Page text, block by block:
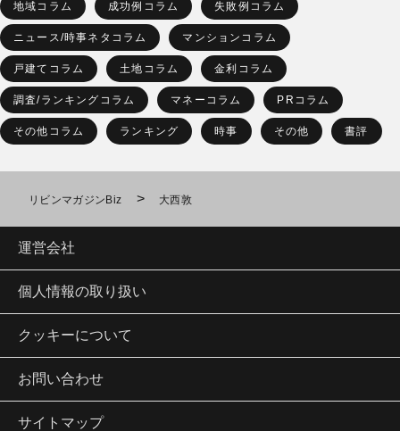
地域コラム 成功例コラム 失敗例コラム
ニュース/時事ネタコラム マンションコラム
戸建てコラム 土地コラム 金利コラム
調査/ランキングコラム マネーコラム PRコラム
その他コラム ランキング 時事 その他 書評
リビンマガジンBiz > 大西敦
運営会社
個人情報の取り扱い
クッキーについて
お問い合わせ
サイトマップ